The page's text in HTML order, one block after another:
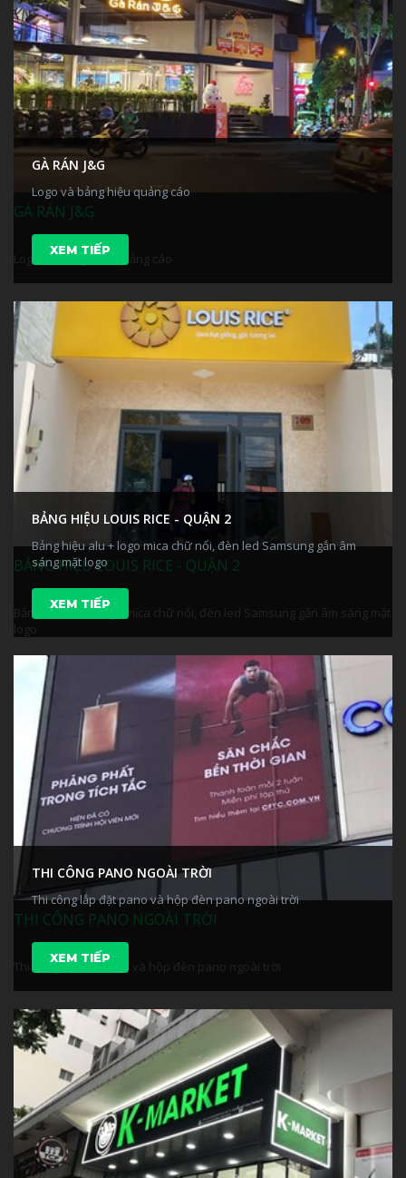
GÀ RÁN J&G
Logo và bảng hiệu quảng cáo
XEM TIẾP
GÀ RÁN J&G
Logo và bảng hiệu quảng cáo
BẢNG HIỆU LOUIS RICE - QUẬN 2
Bảng hiệu alu + logo mica chữ nổi, đèn led Samsung gắn âm
sáng mặt logo
XEM TIẾP
BẢNG HIỆU LOUIS RICE - QUẬN 2
Bảng hiệu alu + logo mica chữ nổi, đèn led Samsung gắn âm sáng mặt
logo
THI CÔNG PANO NGOÀI TRỜI
Thi công lắp đặt pano và hộp đèn pano ngoài trời
XEM TIẾP
THI CÔNG PANO NGOÀI TRỜI
Thi công lắp đặt pano và hộp đèn pano ngoài trời